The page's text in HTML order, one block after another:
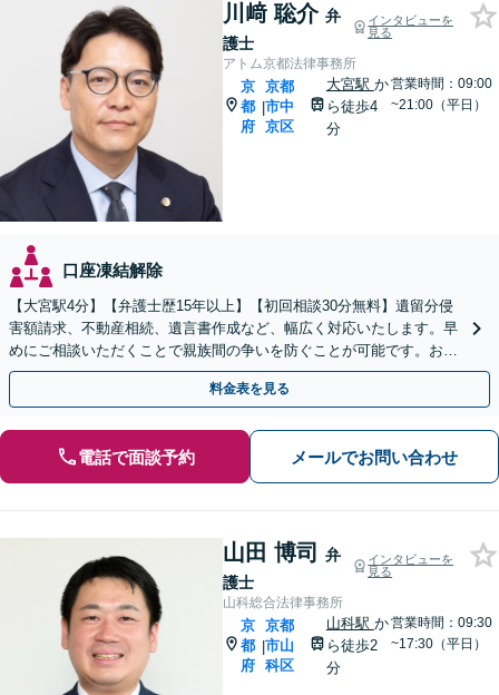
川﨑 聡介 弁
護士
インタビューを
見る
アトム京都法律事務所
京
都
府
|
京都
市中
京区
大宮駅 か
ら徒歩4
分
営業時間：09:00
~21:00（平日）
口座凍結解除
【大宮駅4分】【弁護士歴15年以上】【初回相談30分無料】遺留分侵
害額請求、不動産相続、遺言書作成など、幅広く対応いたします。早
めにご相談いただくことで親族間の争いを防ぐことが可能です。おひ
とりで悩まず、まずは弁護士にご相談ください。
料金表を見る
電話で面談予約 メールでお問い合わせ
山田 博司
弁
護士
インタビューを
見る
山科総合法律事務所
京
都
府
|
京都
市山
科区
山科駅 か
ら徒歩2
分
営業時間：09:30
~17:30（平日）